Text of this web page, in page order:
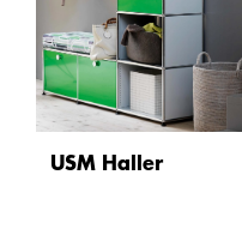
USM Haller